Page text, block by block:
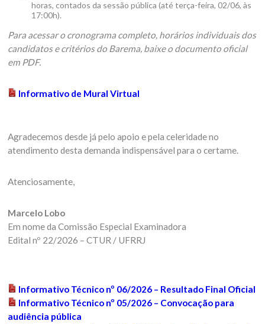
horas, contados da sessão pública (até terça-feira, 02/06, às
17:00h).
Para acessar o cronograma completo, horários individuais dos
candidatos e critérios do Barema, baixe o documento oficial
em PDF.
Informativo de Mural Virtual
Agradecemos desde já pelo apoio e pela celeridade no
atendimento desta demanda indispensável para o certame.
Atenciosamente,
Marcelo Lobo
Em nome da Comissão Especial Examinadora
Edital nº 22/2026 – CTUR / UFRRJ
Informativo Técnico nº 06/2026 – Resultado Final Oficial
Informativo Técnico nº 05/2026 – Convocação para
audiência pública